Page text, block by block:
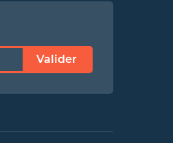
Valider